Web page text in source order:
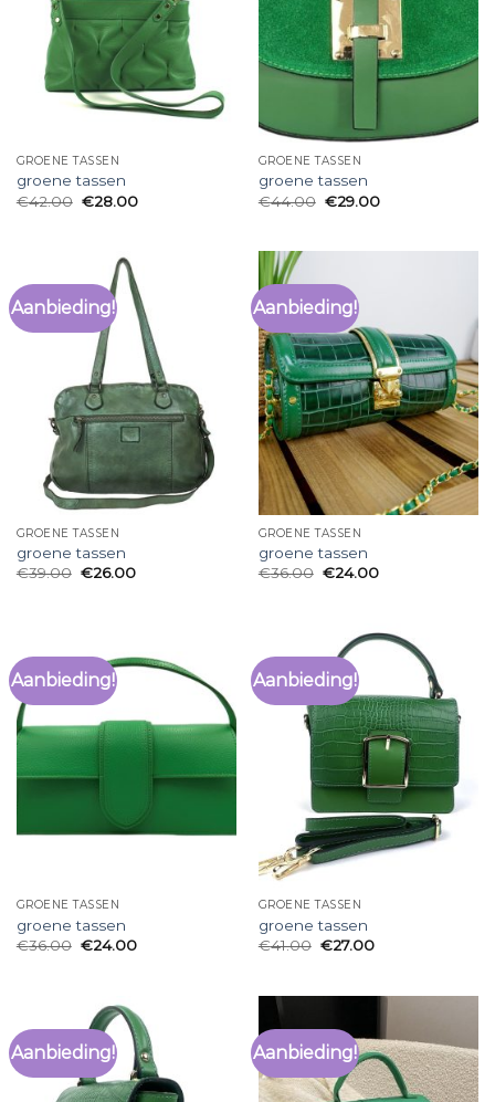
GROENE TASSEN
groene tassen
€42.00 €28.00
GROENE TASSEN
groene tassen
€44.00 €29.00
Aanbieding!
GROENE TASSEN
groene tassen
€39.00 €26.00
Aanbieding!
GROENE TASSEN
groene tassen
€36.00 €24.00
Aanbieding!
GROENE TASSEN
groene tassen
€36.00 €24.00
Aanbieding!
GROENE TASSEN
groene tassen
€41.00 €27.00
Aanbieding! Aanbieding!